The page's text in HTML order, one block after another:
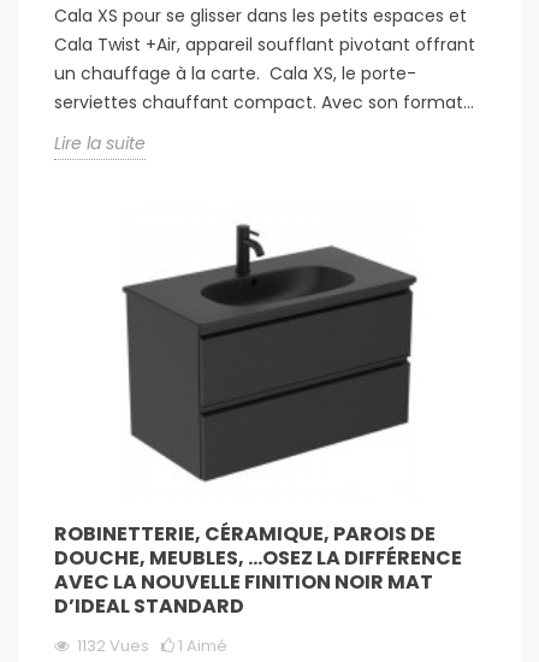
Cala XS pour se glisser dans les petits espaces et
Cala Twist +Air, appareil soufflant pivotant offrant
un chauffage à la carte. Cala XS, le porte-
serviettes chauffant compact. Avec son format...
Lire la suite
ROBINETTERIE, CÉRAMIQUE, PAROIS DE
DOUCHE, MEUBLES, …OSEZ LA DIFFÉRENCE
AVEC LA NOUVELLE FINITION NOIR MAT
D’IDEAL STANDARD
1132 Vues 1 Aimé